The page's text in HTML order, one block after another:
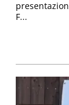
F...